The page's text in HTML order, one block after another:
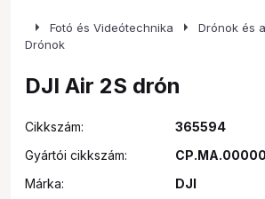
arrow_right Fotó és Videótechnika arrow_right Drónok és
Drónok
DJI Air 2S drón
Cikkszám:
365594
Gyártói cikkszám:
Márka:
DJI